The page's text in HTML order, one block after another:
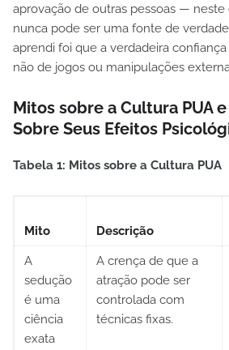
aprovação de outras pessoas —
nunca pode ser uma fonte de
aprendi foi que a verdadeira
não de jogos ou manipulações
Mitos sobre a Cultura PUA
Sobre Seus Efeitos
Tabela 1: Mitos sobre a Cultura PUA
Mito Descrição
A
sedução
é uma
ciência
exata
A crença de que a
atração pode ser
controlada com
técnicas fixas.